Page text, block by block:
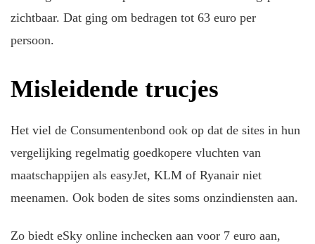
zichtbaar. Dat ging om bedragen tot 63 euro per
persoon.
Misleidende trucjes
Het viel de Consumentenbond ook op dat de sites in hun
vergelijking regelmatig goedkopere vluchten van
maatschappijen als easyJet, KLM of Ryanair niet
meenamen. Ook boden de sites soms onzindiensten aan.
Zo biedt eSky online inchecken aan voor 7 euro aan,